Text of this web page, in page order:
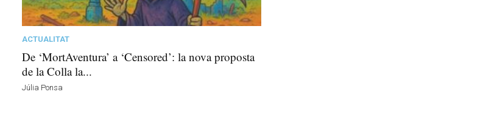
ACTUALITAT
De ‘MortAventura’ a ‘Censored’: la nova proposta
de la Colla la...
Júlia Ponsa